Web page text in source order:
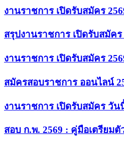
งานราชการ เปิดรับสมัคร
สรุปงานราชการ เปิดรับสมัค
งานราชการ เปิดรับสมัคร
สมัครสอบราชการ ออนไลน์
งานราชการ เปิดรับสมัคร วั
สอบ ก.พ. 2569 : คู่มือเตรียม